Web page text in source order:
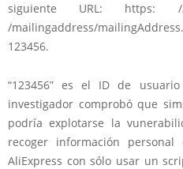
siguiente URL: https: //
/mailingaddress/
123456.
“123456” es el ID de
investigador comprobó que
podría explotarse la
recoger información
AliExpress con sólo usar un